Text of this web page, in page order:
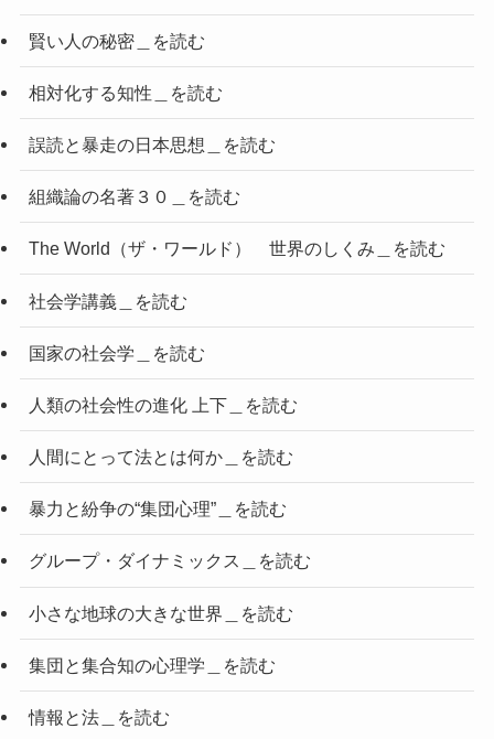
賢い人の秘密＿を読む
相対化する知性＿を読む
誤読と暴走の日本思想＿を読む
組織論の名著３０＿を読む
The World（ザ・ワールド） 世界のしくみ＿を読む
社会学講義＿を読む
国家の社会学＿を読む
人類の社会性の進化 上下＿を読む
人間にとって法とは何か＿を読む
暴力と紛争の“集団心理”＿を読む
グループ・ダイナミックス＿を読む
小さな地球の大きな世界＿を読む
集団と集合知の心理学＿を読む
情報と法＿を読む